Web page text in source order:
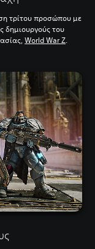
τρίτου προσώπου με
δημιουργούς του
World War Z.